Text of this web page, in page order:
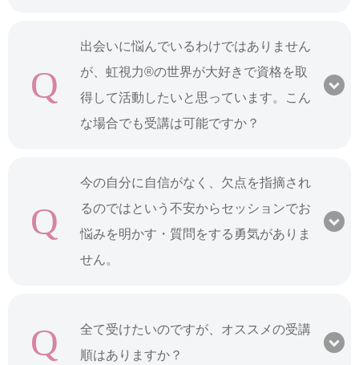
Q
出会いに悩んでいるわけではありません
が、虹視力®︎の世界が大好きで資格を取
得して活動したいと思っています。こん
な場合でも受講は可能ですか？
Q
今の自分に自信がなく、欠点を指摘され
るのではという不安からセッションでお
悩みを明かす・質問をする勇気がありま
せん。
Q
全て受けたいのですが、オススメの受講
順はありますか？